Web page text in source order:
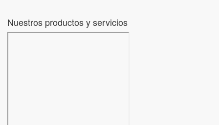
Nuestros productos y servicios